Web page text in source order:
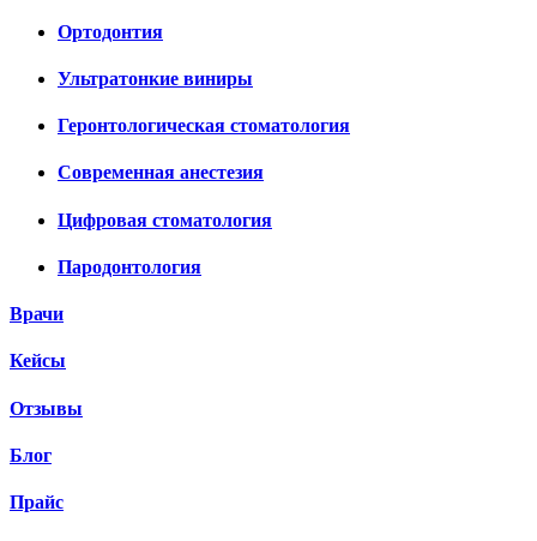
Ортодонтия
Ультратонкие виниры
Геронтологическая стоматология
Современная анестезия
Цифровая стоматология
Пародонтология
Врачи
Кейсы
Отзывы
Блог
Прайс